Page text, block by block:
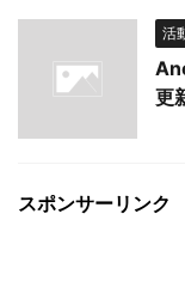
活
更
スポンサーリンク